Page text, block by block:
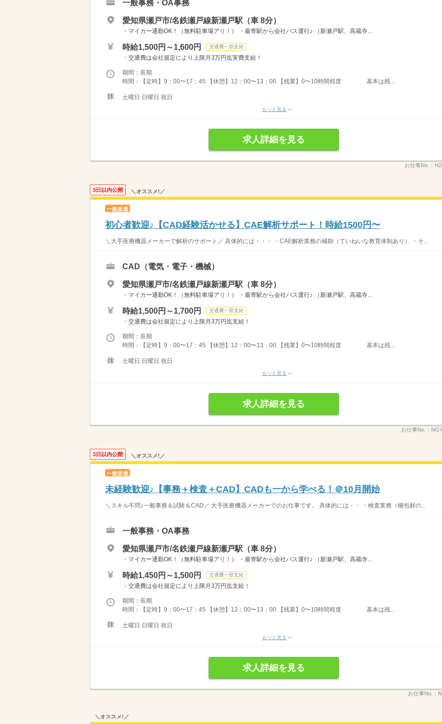
一般事務・OA事務
愛知県瀬戸市/名鉄瀬戸線新瀬戸駅（車 8分）
・マイカー通勤OK！（無料駐車場アリ！） ・最寄駅から会社バス運行♪ （新瀬戸駅、高蔵寺...
時給1,500円～1,600円 交通費一部支給
・交通費は会社規定により上限月3万円迄実費支給！
期間：長期
時間：【定時】9：00〜17：45 【休憩】12：00〜13：00 【残業】0〜10時間程度 基本は残...
土曜日 日曜日 祝日
もっと見る
求人詳細を見る
お仕事No.：
3日以内公開 ＼オススメ!／
一般派遣
初心者歓迎♪【CAD経験活かせる】CAE解析サポート！時給1500円〜
＼大手医療機器メーカーで解析のサポート／ 具体的には・・・ ・CAE解析業務の補助（ていねいな教育体制あり） ・そ...
CAD（電気・電子・機械）
愛知県瀬戸市/名鉄瀬戸線新瀬戸駅（車 8分）
・マイカー通勤OK！（無料駐車場アリ！） ・最寄駅から会社バス運行♪ （新瀬戸駅、高蔵寺...
時給1,500円～1,700円 交通費一部支給
・交通費は会社規定により上限月3万円迄支給！
期間：長期
時間：【定時】9：00〜17：45 【休憩】12：00〜13：00 【残業】0〜10時間程度 基本は残...
土曜日 日曜日 祝日
もっと見る
求人詳細を見る
お仕事No.：
3日以内公開 ＼オススメ!／
一般派遣
未経験歓迎♪【事務＋検査＋CAD】CADも一から学べる！＠10月開始
＼スキル不問♪一般事務＆試験＆CAD／ 大手医療機器メーカーでのお仕事です。 具体的には・・ ・検査業務（梱包材の...
一般事務・OA事務
愛知県瀬戸市/名鉄瀬戸線新瀬戸駅（車 8分）
・マイカー通勤OK！（無料駐車場アリ！） ・最寄駅から会社バス運行♪ （新瀬戸駅、高蔵寺...
時給1,450円～1,500円 交通費一部支給
・交通費は会社規定により上限月3万円迄支給！
期間：長期
時間：【定時】9：00〜17：45 【休憩】12：00〜13：00 【残業】0〜10時間程度 基本は残...
土曜日 日曜日 祝日
もっと見る
求人詳細を見る
お仕事No.：
＼オススメ!／